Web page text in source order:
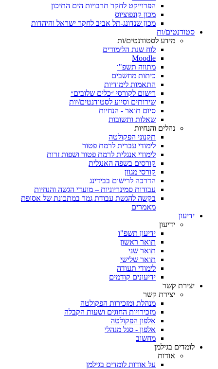
הפרוייקט לחקר תרבויות הים התיכון
מכון קונפוציוס
מכון שנדונג-תל אביב לחקר ישראל והיהדות
סטודנטים/ות
מידע לסטודנטים/ות
לוח שנת הלימודים
Moodle
מתווה תשפ"ו
כיתות מחשבים
התאמות לימודיות
רישום לקורסי ״כלים שלובים״
שירותים וסיוע לסטודנטים/יות
סיום תואר - הנחיות
שאלות ותשובות
נהלים והנחיות
תקנוני הפקולטה
לימודי עברית לרמת פטור
לימודי אנגלית לרמת פטור ושפות זרות
קורסים בשפה האנגלית
קורסי מגוון
הדרכה לרישום בבידינג
עבודות סמינריוניות – מועדי הגשה והנחיות
בקשה להגשת עבודת גמר במתכונת של אסופת
מאמרים
ידיעון
ידיעון
ידיעון תשפ"ו
תואר ראשון
תואר שני
תואר שלישי
לימודי תעודה
ידיעונים קודמים
יצירת קשר
יצירת קשר
מנהלת ומזכירות הפקולטה
מזכירויות החוגים ושעות הקבלה
אלפון הפקולטה
אלפון - סגל מנהלי
מחשוב
לומדים בגילמן
אודות
על אודות לומדים בגילמן